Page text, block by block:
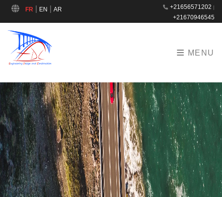
FR EN AR +21656571202 |
+21670946545
MENU